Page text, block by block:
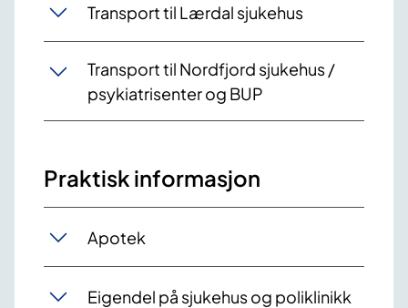
Transport til Lærdal sjukehus
Transport til Nordfjord sjukehus /
psykiatrisenter og BUP
Praktisk informasjon
Apotek
Eigendel på sjukehus og poliklinikk